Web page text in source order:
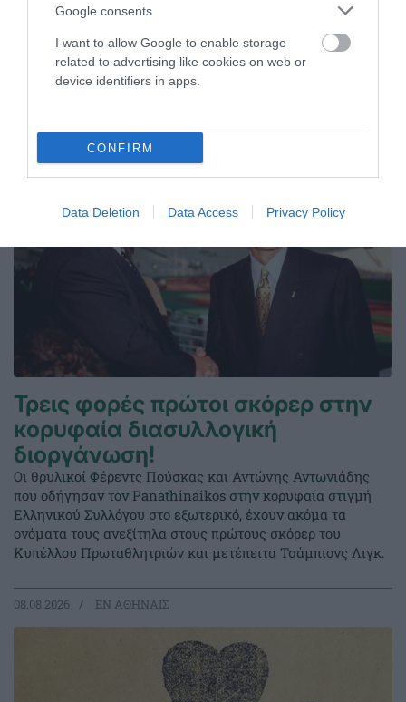
Google consents
I want to allow Google to enable storage
related to advertising like cookies on web or
device identifiers in apps.
CONFIRM
Data Deletion Data Access Privacy Policy
08.07.2026 ΜΠΑΣΚΕΤ ΓΥΝΑΙΚΩΝ
Τρεις φορές πρώτοι σκόρερ στην
κορυφαία διασυλλογική
διοργάνωση!
Οι θρυλικοί Φέρεντς Πούσκας και Αντώνης Αντωνιάδης
που οδήγησαν τον Panathinaikos στην κορυφαία στιγμή
Ελληνικού Συλλόγου στο εξωτερικό, έχουν ακόμα τα
ονόματα τους ανεξίτηλα στους πρώτους σκόρερ του
Κυπέλλου Πρωταθλητριών και μετέπειτα Τσάμπιονς Λιγκ.
08.08.2026 EΝ ΑΘΗΝΑΙΣ